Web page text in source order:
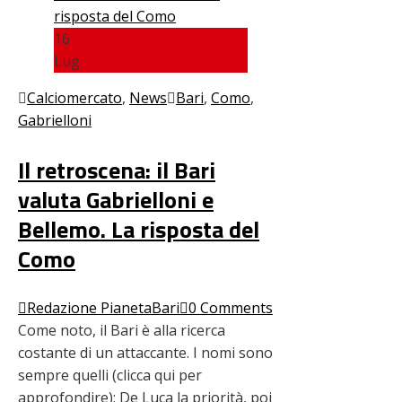
16
Lug
Calciomercato, News Bari, Como,
Gabrielloni
Il retroscena: il Bari
valuta Gabrielloni e
Bellemo. La risposta del
Como
Redazione PianetaBari 0 Comments
Come noto, il Bari è alla ricerca
costante di un attaccante. I nomi sono
sempre quelli (clicca qui per
approfondire): De Luca la priorità, poi